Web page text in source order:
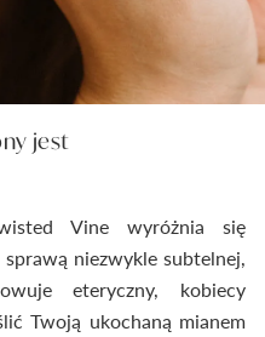
jest
Vine wyróżnia się
niezwykle subtelnej,
eteryczny, kobiecy
Twoją ukochaną mianem